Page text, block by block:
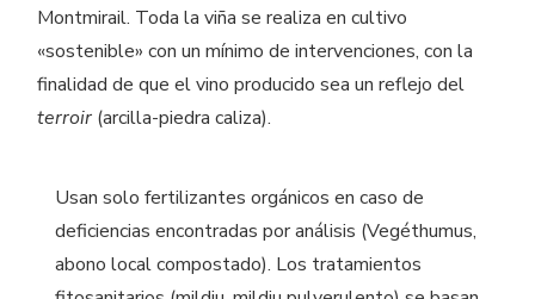
Montmirail. Toda la viña se realiza en cultivo
«sostenible» con un mínimo de intervenciones, con la
finalidad de que el vino producido sea un reflejo del
terroir (arcilla-piedra caliza).
Usan solo fertilizantes orgánicos en caso de
deficiencias encontradas por análisis (Vegéthumus,
abono local compostado). Los tratamientos